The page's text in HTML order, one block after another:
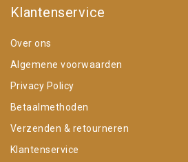
Klantenservice
Over ons
Algemene voorwaarden
Privacy Policy
Betaalmethoden
Verzenden & retourneren
Klantenservice